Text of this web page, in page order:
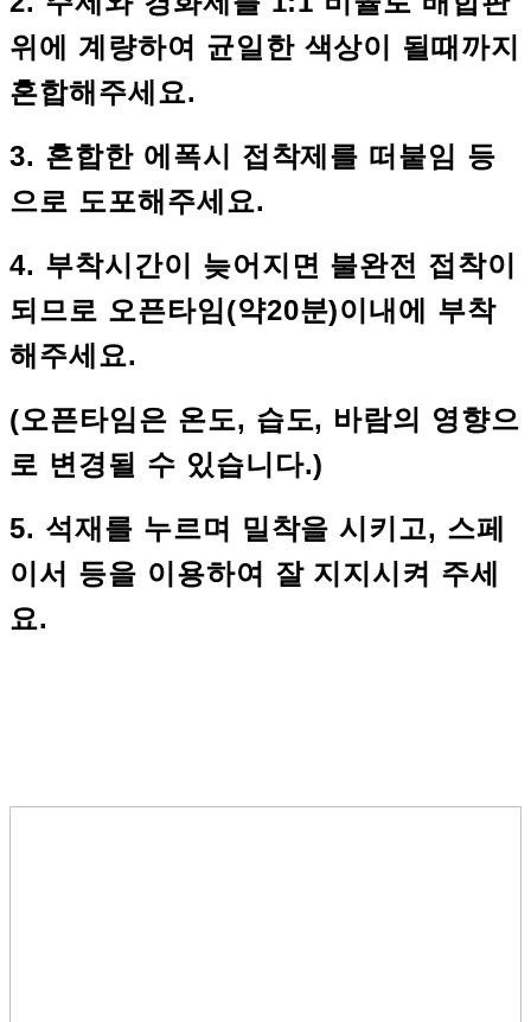
위에 계량하여 균일한 색상이 될때까지
혼합해주세요.
3. 혼합한 에폭시 접착제를 떠붙임 등
으로 도포해주세요.
4. 부착시간이 늦어지면 불완전 접착이
되므로 오픈타임(약20분)이내에 부착
해주세요.
(오픈타임은 온도, 습도, 바람의 영향으
로 변경될 수 있습니다.)
5. 석재를 누르며 밀착을 시키고, 스페
이서 등을 이용하여 잘 지지시켜 주세
요.